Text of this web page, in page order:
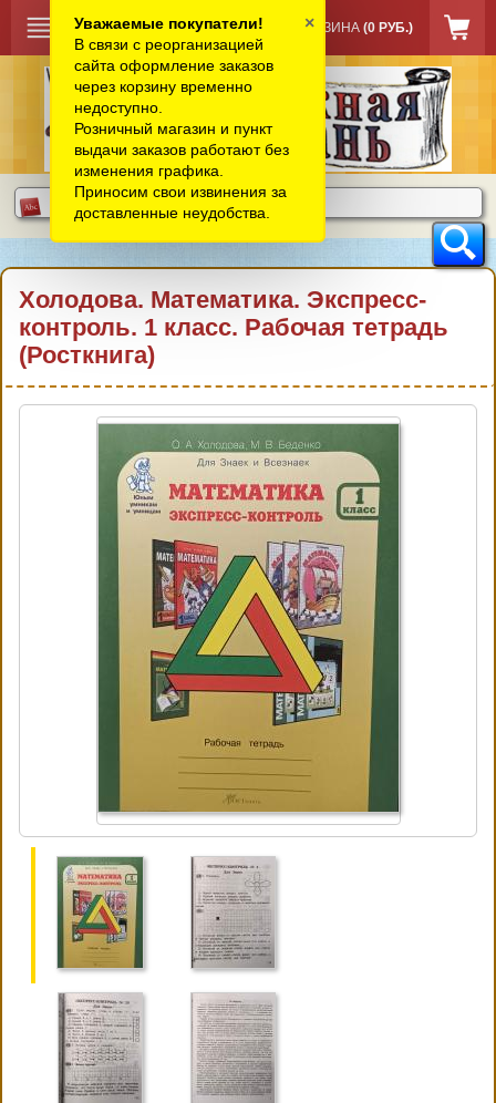
КОРЗИНА (0 РУБ.)
Холодова. Математика. Экспресс-
контроль. 1 класс. Рабочая тетрадь
(Росткнига)
Уважаемые покупатели!
В связи с реорганизацией
сайта оформление заказов
через корзину временно
недоступно.
Розничный магазин и пункт
выдачи заказов работают без
изменения графика.
Приносим свои извинения за
доставленные неудобства.
×